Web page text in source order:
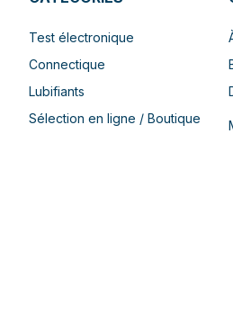
Test électronique
Connectique
Lubifiants
Sélection en ligne / Boutique